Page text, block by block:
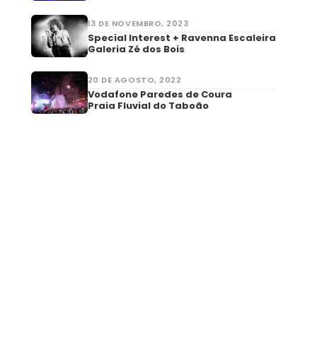
13 DE NOVEMBRO, 2023
Special Interest + Ravenna Escaleira
Galeria Zé dos Bois
20 DE AGOSTO, 2022
Vodafone Paredes de Coura
Praia Fluvial do Taboão